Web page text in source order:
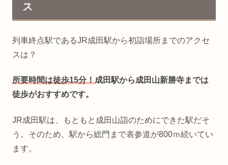
ス
列車終点駅であるJR成田駅から初詣場所までのアクセ
スは？
所要時間は徒歩15分！成田駅から成田山新勝寺までは
徒歩がおすすめです。
JR成田駅は、もともと成田山詣のためにできた駅だそ
う。そのため、駅から総門まで表参道が800ｍ続いてい
ます。